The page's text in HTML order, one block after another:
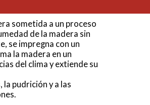
sometida a un proceso
de la madera sin
se impregna con un
la madera en un
del clima y extiende su
la pudrición y a las